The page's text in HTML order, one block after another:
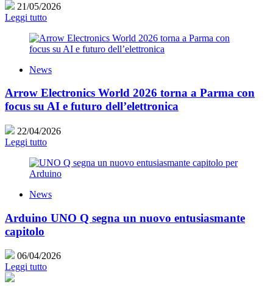
21/05/2026
Leggi tutto
News
Arrow Electronics World 2026 torna a Parma con
focus su AI e futuro dell’elettronica
22/04/2026
Leggi tutto
News
Arduino UNO Q segna un nuovo entusiasmante
capitolo
06/04/2026
Leggi tutto